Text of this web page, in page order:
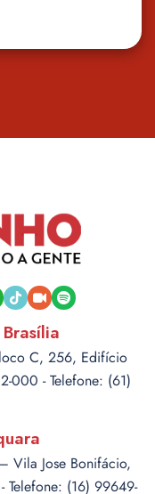
tiktokvideo-spotify
C, 256, Edifício
000 - Telefone: (61)
Vila Jose Bonifácio,
(16) 99649-